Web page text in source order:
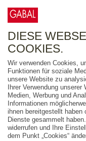
FREITEXT
AUSGABEART
AUS DER REIHE
ZUM THEMA
DIESE
COOKIES.
Wir verwenden Cookies,
Funktionen für soziale
unsere Website zu
Ihrer Verwendung
Medien, Werbung und
Informationen
ihnen bereitgestellt haben
Dienste gesammelt
widerrufen und Ihre
dem Punkt „Cookies“